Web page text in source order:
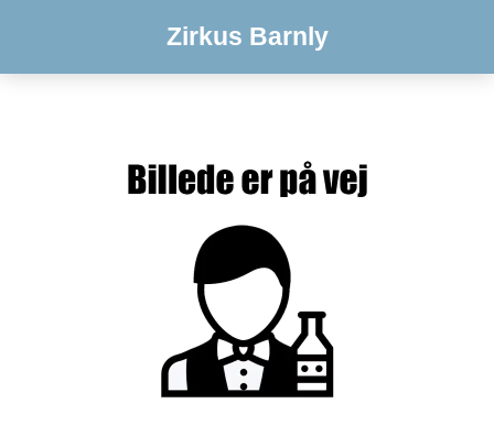
Zirkus Barnly